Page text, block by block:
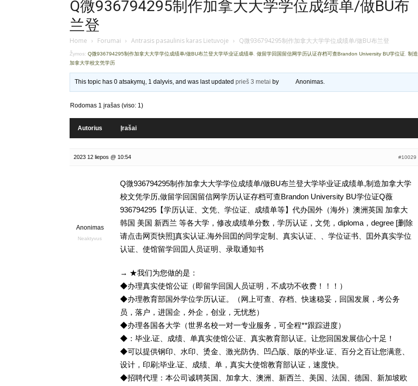
Q微936794295制作加拿大大学学位成绩单/做BU布
兰登
Home › Forumai › Antrasis pasaulinis karas Lietuvoje › Q微936794295制作加拿大大学学位成绩单/做BU布兰登
Žymos: Q微936794295制作加拿大大学学位成绩单/做BU布兰登大学毕业证成绩单 做留学回国留信网学历认证存档可查Brandon University BU学位证 制造
加拿大学校文凭学历
This topic has 0 atsakymų, 1 dalyvis, and was last updatedprieš 3 metai by Anonimas.
Rodomas 1 įrašas (viso: 1)
Autorius Įrašai
2023 12 liepos @ 10:54 #10029
Anonimas
Neaktyvus
Q微936794295制作加拿大大学学位成绩单/做BU布兰登大学毕业证成绩单,制造加拿大学
校文凭学历,做留学回国留信网学历认证存档可查Brandon University BU学位证Q薇
936794295【学历认证、文凭、学位证、成绩单等】代办国外（海外）澳洲英国 加拿大
韩国 美国 新西兰 等各大学，修改成绩单分数，学历认证，文凭，diploma，degree [删除
请点击网页快照]真实认证.海外回囯的同学定制、真实认证、、学位证书、囯外真实学位
认证、使馆留学回囯人员证明、录取通知书
→ ★我们为您做的是：
◆办理真实使馆公证（即留学回国人员证明，不成功不收费！！！）
◆办理教育部国外学位学历认证。（网上可查、存档、快速稳妥，回国发展，考公务
员，落户，进国企，外企，创业，无忧愁）
◆办理各国各大学（世界名校一对一专业服务，可全程**跟踪进度）
◆：毕业.证、成绩、单真实使馆公证、真实教育部认证。让您回国发展信心十足！
◆可以提供钢印、水印、烫金、激光防伪、凹凸版、版的毕业.证、百分之百让您满意、
设计，印刷;毕业.证、成绩、单，真实大使馆教育部认证，速度快。
◆招聘代理：本公司诚聘英国、加拿大、澳洲、新西兰、美国、法国、德国、新加坡欧